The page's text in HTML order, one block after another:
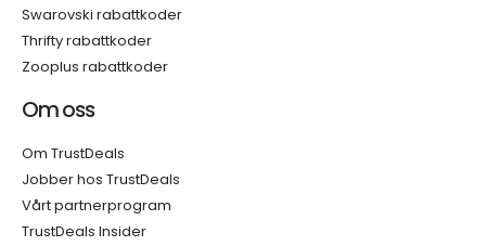
Swarovski rabattkoder
Thrifty rabattkoder
Zooplus rabattkoder
Om oss
Om TrustDeals
Jobber hos TrustDeals
Vårt partnerprogram
TrustDeals Insider